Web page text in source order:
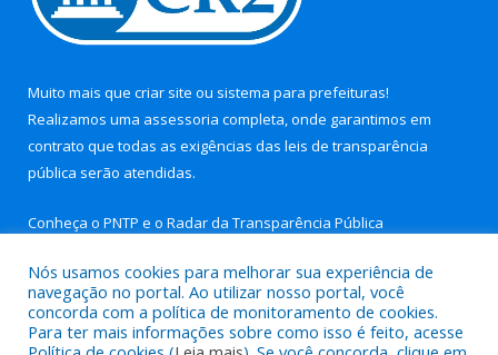
Muito mais que criar site ou sistema para prefeituras!
Realizamos uma assessoria completa, onde garantimos em
contrato que todas as exigências das leis de transparência
pública serão atendidas.
Conheça o PNTP e o Radar da Transparência Pública
Todos os direitos reservados a Prefeitura Municipal de Aurora
Nós usamos cookies para melhorar sua experiência de
navegação no portal. Ao utilizar nosso portal, você
concorda com a política de monitoramento de cookies.
Para ter mais informações sobre como isso é feito, acesse